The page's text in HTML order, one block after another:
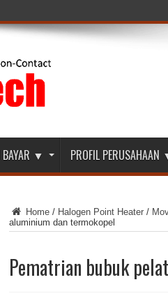
BAYAR ▼ PROFIL PERUSAHAAN
Home / Halogen Point Heater /
aluminium dan termokopel
Pematrian bubuk